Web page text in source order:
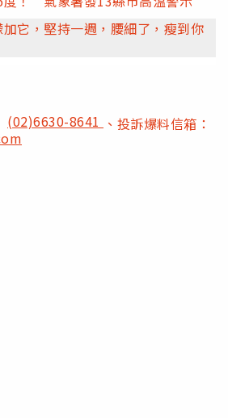
它，堅持一週，腰細了，瘦到你
(02)6630-8641 、投訴爆料信箱：